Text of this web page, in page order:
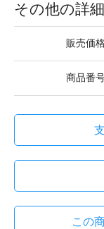
その他の詳
販売価
商品番
この